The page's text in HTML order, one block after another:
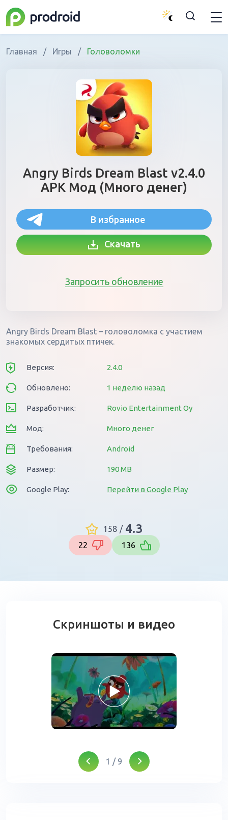
Главная / Игры / Головоломки
Angry Birds Dream Blast v2.4.0
APK Мод (Много денег)
В избранное
Скачать
Запросить обновление
Angry Birds Dream Blast – головоломка с участием
знакомых сердитых птичек.
Версия: 2.4.0
Обновлено: 1 неделю назад
Разработчик: Rovio Entertainment Oy
Мод: Много денег
Требования: Android
Размер: 190 MB
Google Play: Перейти в Google Play
158 / 4.3
22 136
Скриншоты и видео
1 / 9